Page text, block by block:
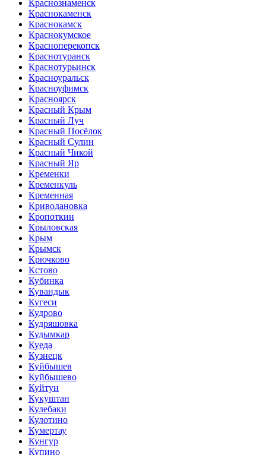
Краснознаменск
Краснокаменск
Краснокамск
Краснокумское
Красноперекопск
Краснотуранск
Краснотурьинск
Красноуральск
Красноуфимск
Красноярск
Красный Крым
Красный Луч
Красный Посёлок
Красный Сулин
Красный Чикой
Красный Яр
Кременки
Кременкуль
Кременная
Криводановка
Кропоткин
Крыловская
Крым
Крымск
Крючково
Кстово
Кубинка
Кувандык
Кугеси
Кудрово
Кудряшовка
Кудымкар
Куеда
Кузнецк
Куйбышев
Куйбышево
Куйтун
Кукуштан
Кулебаки
Кулотино
Кумертау
Кунгур
Купино